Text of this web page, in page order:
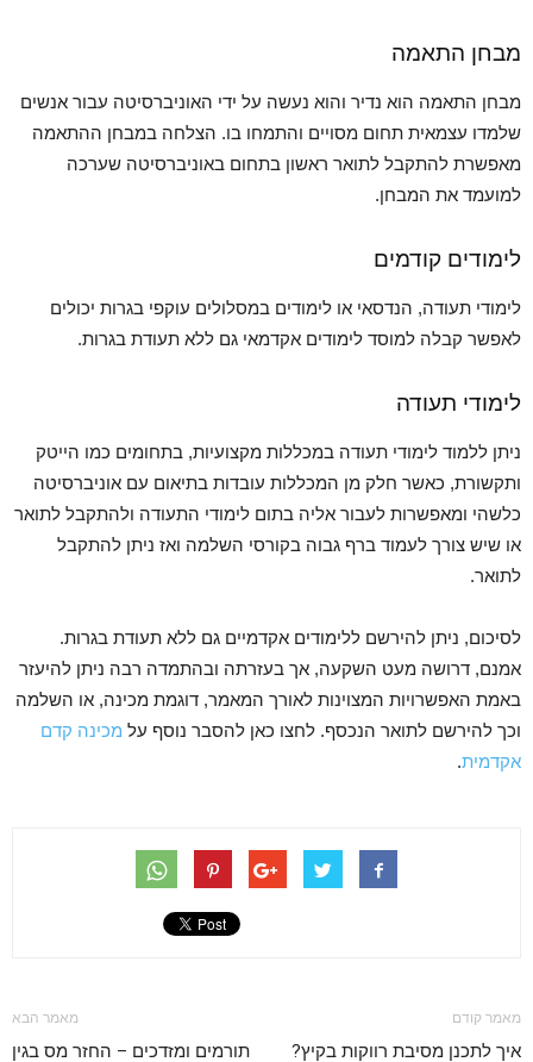
מבחן התאמה
מבחן התאמה הוא נדיר והוא נעשה על ידי האוניברסיטה עבור אנשים
שלמדו עצמאית תחום מסויים והתמחו בו. הצלחה במבחן ההתאמה
מאפשרת להתקבל לתואר ראשון בתחום באוניברסיטה שערכה
למועמד את המבחן.
לימודים קודמים
לימודי תעודה, הנדסאי או לימודים במסלולים עוקפי בגרות יכולים
לאפשר קבלה למוסד לימודים אקדמאי גם ללא תעודת בגרות.
לימודי תעודה
ניתן ללמוד לימודי תעודה במכללות מקצועיות, בתחומים כמו הייטק
ותקשורת, כאשר חלק מן המכללות עובדות בתיאום עם אוניברסיטה
כלשהי ומאפשרות לעבור אליה בתום לימודי התעודה ולהתקבל לתואר
או שיש צורך לעמוד ברף גבוה בקורסי השלמה ואז ניתן להתקבל
לתואר.
לסיכום, ניתן להירשם ללימודים אקדמיים גם ללא תעודת בגרות.
אמנם, דרושה מעט השקעה, אך בעזרתה ובהתמדה רבה ניתן להיעזר
באמת האפשרויות המצוינות לאורך המאמר, דוגמת מכינה, או השלמה
וכך להירשם לתואר הנכסף. לחצו כאן להסבר נוסף על מכינה קדם
אקדמית.
מאמר קודם
איך לתכנן מסיבת רווקות בקיץ?
מאמר הבא
תורמים ומזדכים – החזר מס בגין